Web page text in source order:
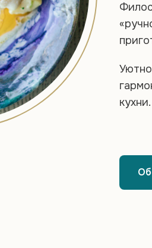
кухни.